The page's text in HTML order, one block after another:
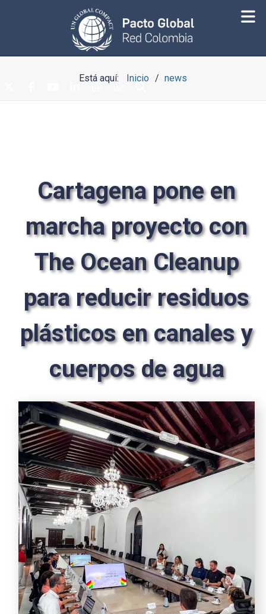
Está aquí: Inicio news
Cartagena pone en
marcha proyecto con
The Ocean Cleanup
para reducir residuos
plásticos en canales y
cuerpos de agua